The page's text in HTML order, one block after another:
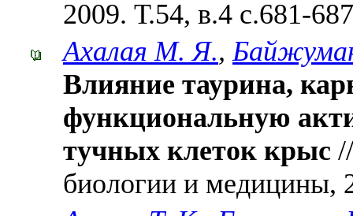
2009. Т.54, в.4 с.681-687
Ахалая М. Я.,
Влияние таурина,
функциональную
тучных клеток крыс
биологии и медицины,